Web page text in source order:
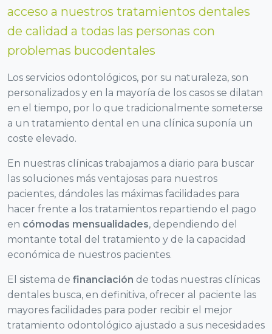
acceso a nuestros tratamientos dentales
de calidad a todas las personas con
problemas bucodentales
Los servicios odontológicos, por su naturaleza, son
personalizados y en la mayoría de los casos se dilatan
en el tiempo, por lo que tradicionalmente someterse
a un tratamiento dental en una clínica suponía un
coste elevado.
En nuestras clínicas trabajamos a diario para buscar
las soluciones más ventajosas para nuestros
pacientes, dándoles las máximas facilidades para
hacer frente a los tratamientos repartiendo el pago
en cómodas mensualidades, dependiendo del
montante total del tratamiento y de la capacidad
económica de nuestros pacientes.
El sistema de financiación de todas nuestras clínicas
dentales busca, en definitiva, ofrecer al paciente las
mayores facilidades para poder recibir el mejor
tratamiento odontológico ajustado a sus necesidades